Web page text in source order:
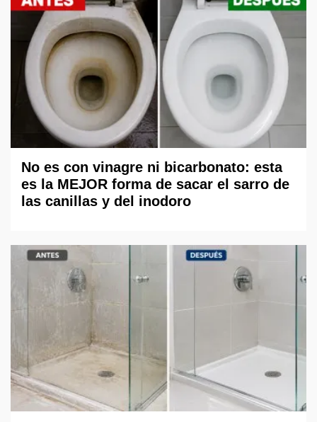
No es con vinagre ni bicarbonato: esta
es la MEJOR forma de sacar el sarro de
las canillas y del inodoro